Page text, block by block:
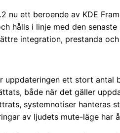
nu ett beroende av KDE
hålls i linje med den
integration, prestanda
uppdateringen ett stort antal
både när det gäller
systemnotiser hanteras
av ljudets mute-läge har